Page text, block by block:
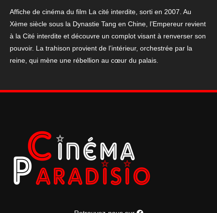
interdite
Affiche de cinéma du film La cité interdite, sorti en 2007. Au
Xème siècle sous la Dynastie Tang en Chine, l’Empereur revient
à la Cité interdite et découvre un complot visant à renverser son
pouvoir. La trahison provient de l’intérieur, orchestrée par la
reine, qui mène une rébellion au cœur du palais.